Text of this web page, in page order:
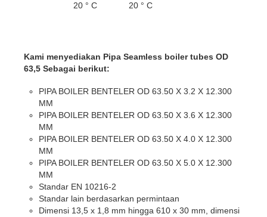
20 ° C
20 ° C
Kami menyediakan Pipa Seamless boiler tubes OD
63,5 Sebagai berikut:
PIPA BOILER BENTELER OD 63.50 X 3.2 X 12.300
MM
PIPA BOILER BENTELER OD 63.50 X 3.6 X 12.300
MM
PIPA BOILER BENTELER OD 63.50 X 4.0 X 12.300
MM
PIPA BOILER BENTELER OD 63.50 X 5.0 X 12.300
MM
Standar EN 10216-2
Standar lain berdasarkan permintaan
Dimensi 13,5 x 1,8 mm hingga 610 x 30 mm, dimensi